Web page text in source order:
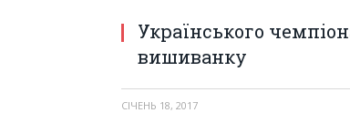
Українського
вишиванку
СІЧЕНЬ 18, 2017